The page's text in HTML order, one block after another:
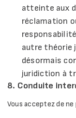
atteinte aux
réclamation
autre théorie
désormais
juridiction à
8. Conduite
Vous acceptez de ne